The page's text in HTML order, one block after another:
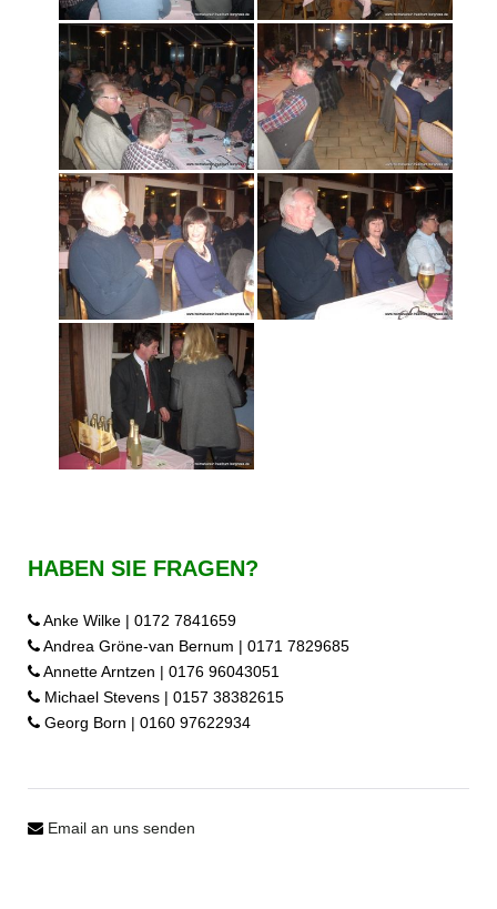
HABEN SIE FRAGEN?
Anke Wilke | 0172 7841659
Andrea Gröne-van Bernum | 0171 7829685
Annette Arntzen | 0176 96043051
Michael Stevens | 0157 38382615
Georg Born | 0160 97622934
Email an uns senden